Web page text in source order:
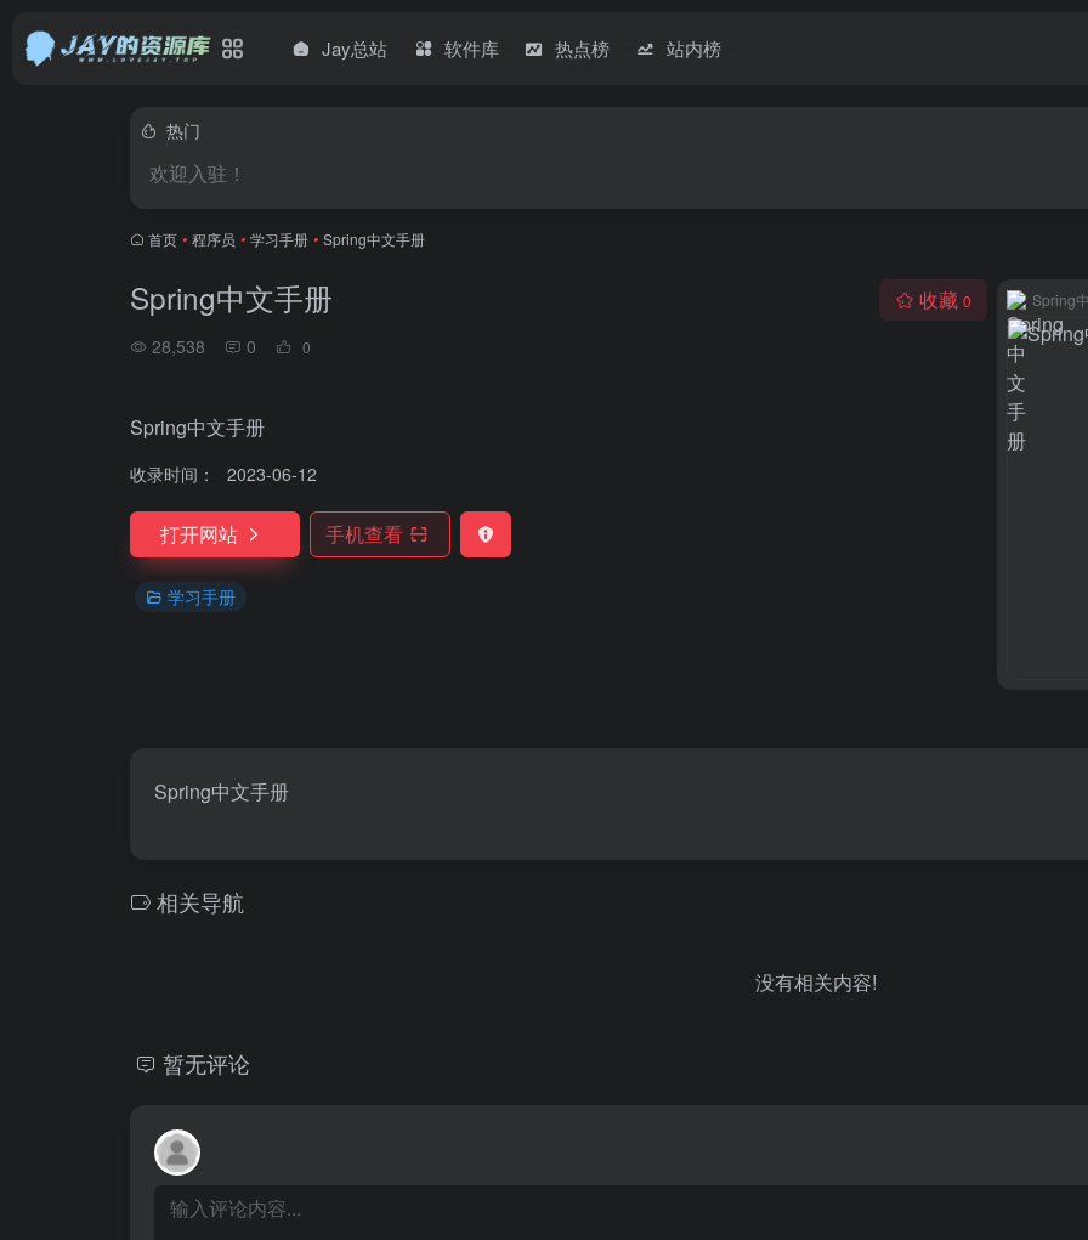
Jay总站 软件库 热点榜 站内榜
热门
欢迎入驻！
首页 • 程序员 • 学习手册 • Spring中文手册
Spring中文手册
28,538 0 0
收藏 0
Spring中文手册
收录时间： 2023-06-12
打开网站 手机查看
学习手册
Spring
Spring中文手册
相关导航
没有相关内容!
暂无评论